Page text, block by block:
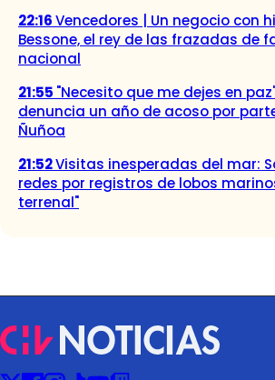
22:16Vencedores | Un negocio con
Bessone, el rey de las frazadas de
nacional
21:55 "Necesito que me dejes en
denuncia un año de acoso por
Ñuñoa
21:52Visitas inesperadas del mar:
redes por registros de lobos
terrenal"